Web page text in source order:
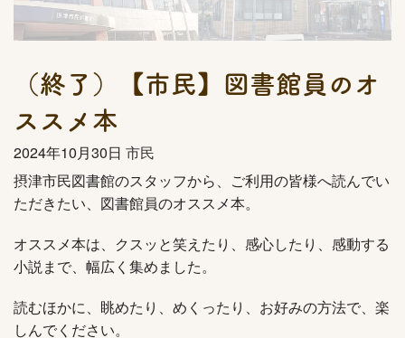
（終了）【市民】図書館員のオ
ススメ本
2024年10月30日 市民
摂津市民図書館のスタッフから、ご利用の皆様へ読んでい
ただきたい、図書館員のオススメ本。
オススメ本は、クスッと笑えたり、感心したり、感動する
小説まで、幅広く集めました。
読むほかに、眺めたり、めくったり、お好みの方法で、楽
しんでください。